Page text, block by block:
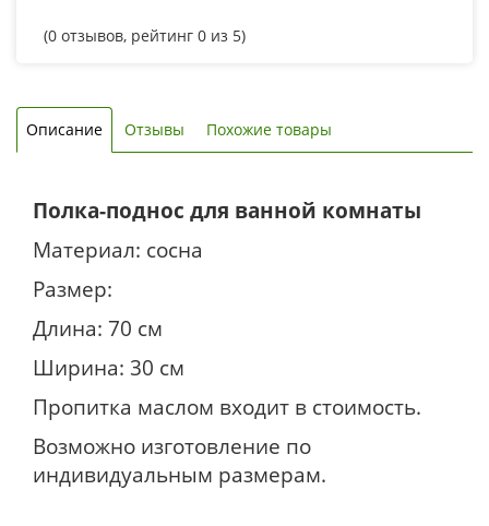
(0 отзывов, рейтинг 0 из 5)
Описание Отзывы Похожие товары
Полка-поднос для ванной комнаты
Материал: сосна
Размер:
Длина: 70 см
Ширина: 30 см
Пропитка маслом входит в стоимость.
Возможно изготовление по
индивидуальным размерам.